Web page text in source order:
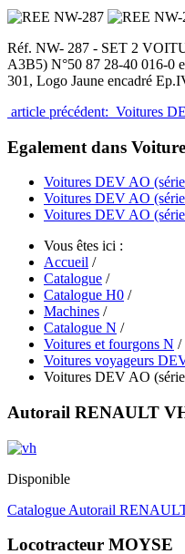
Réf. NW- 287 - SET 2
A3B5) N°50 87 28-40 016-0
301, Logo Jaune encadré
article précédent: Voitures
Egalement dans
Voitures DEV AO
Voitures DEV AO
Voitures DEV AO
Vous êtes ici :
Accueil /
Catalogue /
Catalogue H0 /
Machines /
Catalogue N /
Voitures et fourgons N /
Voitures voyageurs
Voitures DEV AO
Autorail RENAULT
Disponible
Catalogue Autorail
Locotracteur MOYSE